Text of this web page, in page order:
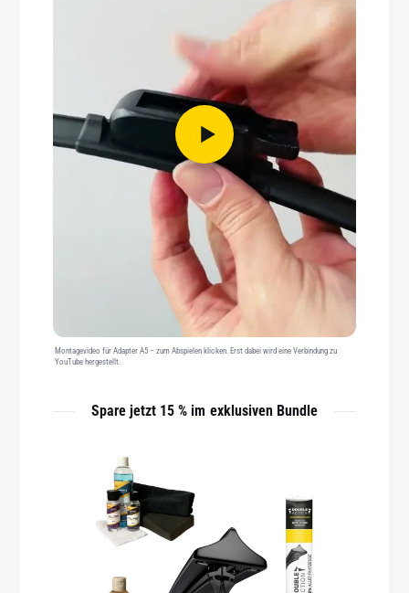
Montagevideo für Adapter A5 – zum Abspielen klicken. Erst dabei wird eine Verbindung zu
YouTube hergestellt.
Spare jetzt 15 % im exklusiven Bundle